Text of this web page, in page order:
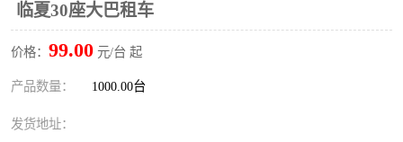
临夏30座大巴租车
价格： 99.00 元/台 起
产品数量： 1000.00台
发货地址：